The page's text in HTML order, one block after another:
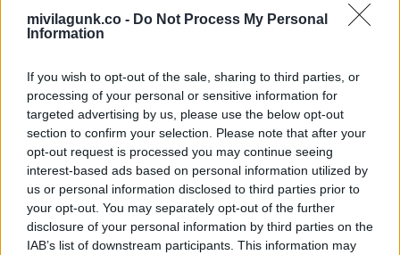
mivilagunk.co - Do Not Process My Personal
Information
If you wish to opt-out of the sale, sharing to third parties, or
processing of your personal or sensitive information for
targeted advertising by us, please use the below opt-out
section to confirm your selection. Please note that after your
opt-out request is processed you may continue seeing
interest-based ads based on personal information utilized by
us or personal information disclosed to third parties prior to
your opt-out. You may separately opt-out of the further
disclosure of your personal information by third parties on the
IAB’s list of downstream participants. This information may
Mennyország
kapujához, ahol…
A skót és a
csodalámpa
Megvannak az áprilisi
szerencsenapok:
mutatjuk,…
A luxusétteremből
kilépve a feleség
megpillantotta a…